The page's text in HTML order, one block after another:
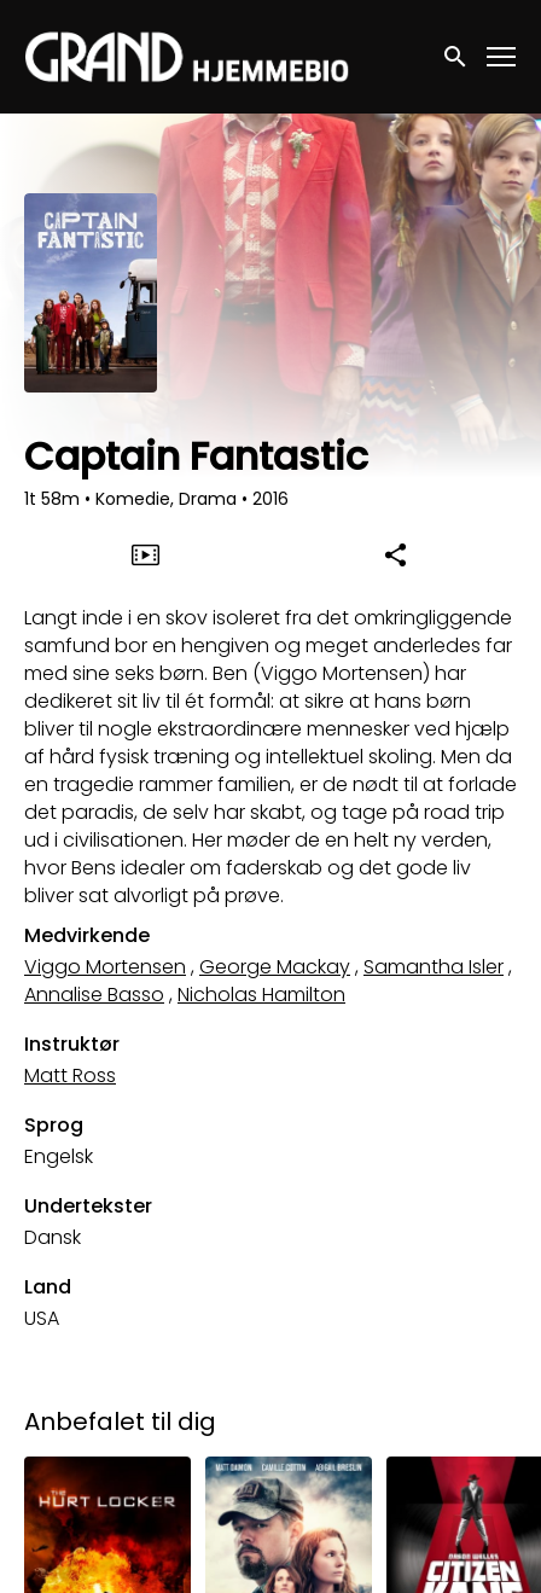
Accessibility Links
Søg nu
Captain Fantastic
1t 58m • Komedie, Drama • 2016
Langt inde i en skov isoleret fra det omkringliggende
samfund bor en hengiven og meget anderledes far
med sine seks børn. Ben (Viggo Mortensen) har
dedikeret sit liv til ét formål: at sikre at hans børn
bliver til nogle ekstraordinære mennesker ved hjælp
af hård fysisk træning og intellektuel skoling. Men da
en tragedie rammer familien, er de nødt til at forlade
det paradis, de selv har skabt, og tage på road trip
ud i civilisationen. Her møder de en helt ny verden,
hvor Bens idealer om faderskab og det gode liv
bliver sat alvorligt på prøve.
Medvirkende
Viggo Mortensen ,George Mackay,Samantha Isler,
Annalise Basso ,Nicholas Hamilton
Instruktør
Matt Ross
Sprog
Engelsk
Undertekster
Dansk
Land
USA
Anbefalet til dig